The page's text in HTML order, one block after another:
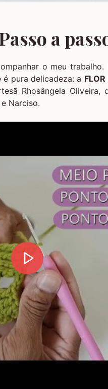
a
o meu trabalho.
pura delicadeza: a
Rhosângela Oliveira,
Narciso.